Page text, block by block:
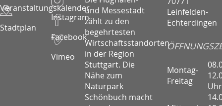
Veranstaltungskalender
Stadtplan
Instagram
Facebook
Vimeo
und Messestadt
zählt zu den
begehrtesten
Wirtschaftsstandorten
in der Region
Stuttgart. Die
Nähe zum
Naturpark
Schönbuch macht
Leinfelden-
Echterdingen
Montag-
Freitag
Uhr